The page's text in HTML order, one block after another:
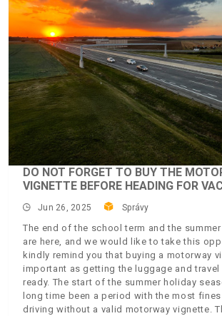
DO NOT FORGET TO BUY THE
VIGNETTE BEFORE HEADING FOR
Jun 26, 2025 Správy
The end of the school term and the
are here, and we would like to take this
kindly remind you that buying a motorway
important as getting the luggage and
ready. The start of the summer holiday
long time been a period with the most
driving without a valid motorway vignette.